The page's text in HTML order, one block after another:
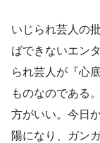
いじられ芸人の
ばできないエン
られ芸人が『心
ものなのである
方がいい。今日
陽になり、ガン